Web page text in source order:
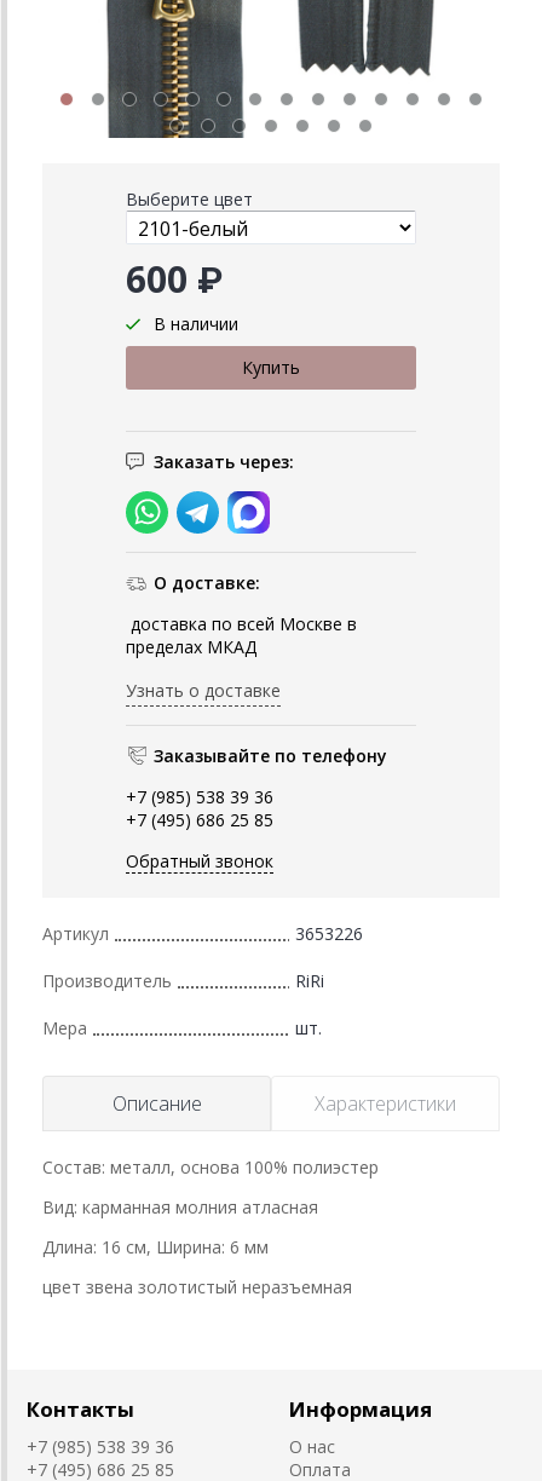
Выберите цвет
600 ₽
В наличии
Заказать через:
О доставке:
доставка по всей Москве в
пределах МКАД
Узнать о доставке
Заказывайте по телефону
+7 (985) 538 39 36
+7 (495) 686 25 85
Обратный звонок
Артикул 3653226
Производитель RiRi
Мера шт.
Описание Характеристики
Состав: металл, основа 100% полиэстер
Вид: карманная молния атласная
Длина: 16 см, Ширина: 6 мм
цвет звена золотистый неразъемная
Контакты
+7 (985) 538 39 36
+7 (495) 686 25 85
Информация
О нас
Оплата